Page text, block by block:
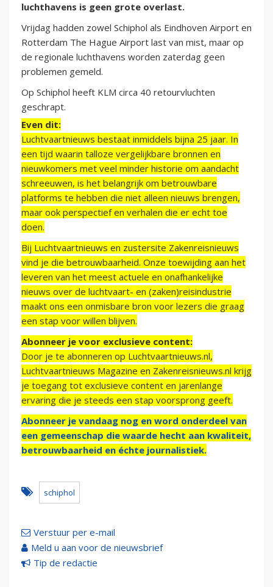
luchthavens is geen grote overlast.
Vrijdag hadden zowel Schiphol als Eindhoven Airport en
Rotterdam The Hague Airport last van mist, maar op
de regionale luchthavens worden zaterdag geen
problemen gemeld.
Op Schiphol heeft KLM circa 40 retourvluchten
geschrapt.
Even dit:
Luchtvaartnieuws bestaat inmiddels bijna 25 jaar. In
een tijd waarin talloze vergelijkbare bronnen en
nieuwkomers met veel minder historie om aandacht
schreeuwen, is het belangrijk om betrouwbare
platforms te hebben die niet alleen nieuws brengen,
maar ook perspectief en verhalen die er echt toe
doen.
Bij Luchtvaartnieuws en zustersite Zakenreisnieuws
vind je die betrouwbaarheid. Onze toewijding aan het
leveren van het meest actuele en onafhankelijke
nieuws over de luchtvaart- en (zaken)reisindustrie
maakt ons een onmisbare bron voor lezers die graag
een stap voor willen blijven.
Abonneer je voor exclusieve content:
Door je te abonneren op Luchtvaartnieuws.nl,
Luchtvaartnieuws Magazine en Zakenreisnieuws.nl krijg
je toegang tot exclusieve content en jarenlange
ervaring die je steeds een stap voorsprong geeft.
Abonneer je vandaag nog en word onderdeel van
een gemeenschap die waarde hecht aan kwaliteit,
betrouwbaarheid en échte journalistiek.
schiphol
Verstuur per e-mail
Meld u aan voor de nieuwsbrief
Tip de redactie